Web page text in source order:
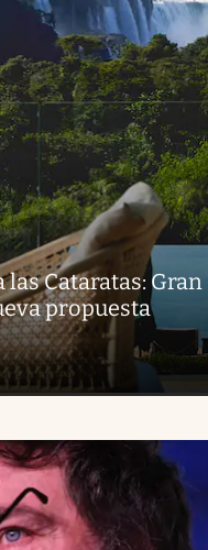
las Cataratas: Gran
propuesta